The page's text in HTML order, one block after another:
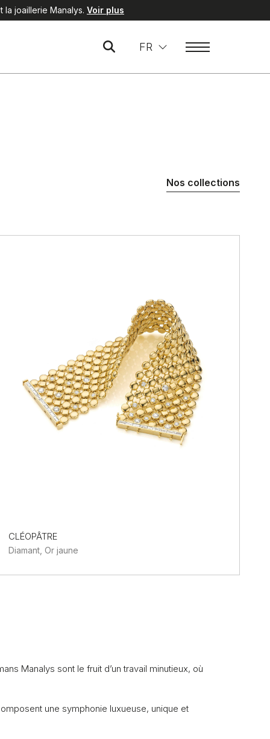
la joaillerie Manalys. Voir plus
FR
Nos collections
CLÉOPÂTRE
Diamant, Or jaune
Manalys sont le fruit d’un travail minutieux, où
une symphonie luxueuse, unique et